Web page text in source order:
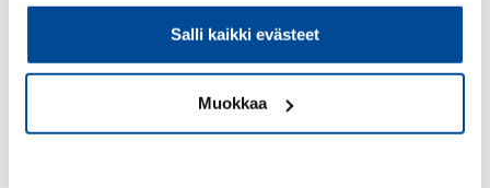
Salli kaikki evästeet
Muokkaa
viestintää sekä itsevarmaa esiintymistä myös
somessa. Yli 10 vuoden kokemuksella Elsa
kiteyttää monimutkaiset ideat selkeiksi ja
vaikuttaviksi esityksiksi.
Mukana myös sparraamassa